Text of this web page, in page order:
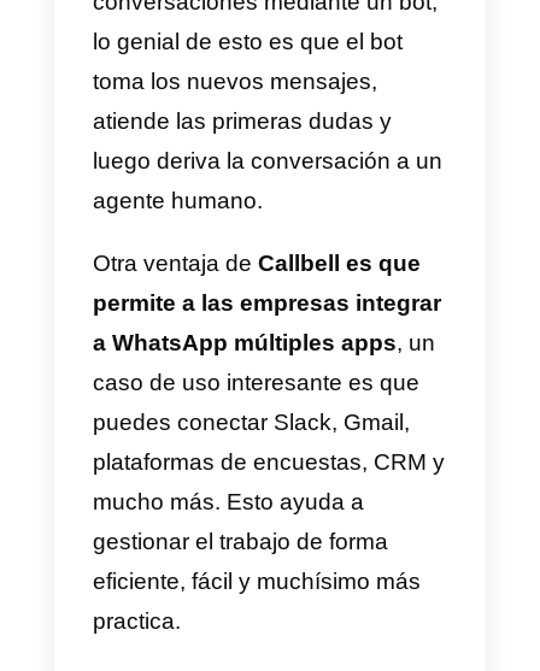
La comunicación con tus clientes
es más rápida y directa y esto
hace la diferencia y puede
suponer un paso clave en lograr
o no una venta. Además,
WhatsApp lo usa casi todo el
planeta y, por lo tanto, el abanico
de potenciales clientes que vas a
debes hacer es aplicar
estrategias de marketing
para que puedas mejorar tu